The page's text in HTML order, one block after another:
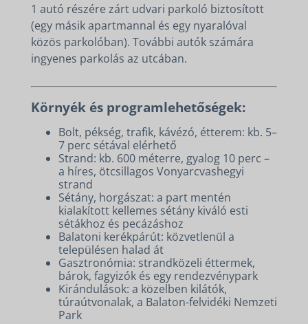
1 autó részére zárt udvari parkoló biztosított
(egy másik apartmannal és egy nyaralóval
közös parkolóban). További autók számára
ingyenes parkolás az utcában.
Környék és programlehetőségek:
Bolt, pékség, trafik, kávézó, étterem: kb. 5–
7 perc sétával elérhető
Strand: kb. 600 méterre, gyalog 10 perc –
a híres, ötcsillagos Vonyarcvashegyi
strand
Sétány, horgászat: a part mentén
kialakított kellemes sétány kiváló esti
sétákhoz és pecázáshoz
Balatoni kerékpárút: közvetlenül a
településen halad át
Gasztronómia: strandközeli éttermek,
bárok, fagyizók és egy rendezvénypark
Kirándulások: a közelben kilátók,
túraútvonalak, a Balaton-felvidéki Nemzeti
Park